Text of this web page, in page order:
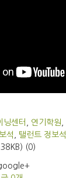
닝센터 연기학원
석 탤런트 정보석
(0)